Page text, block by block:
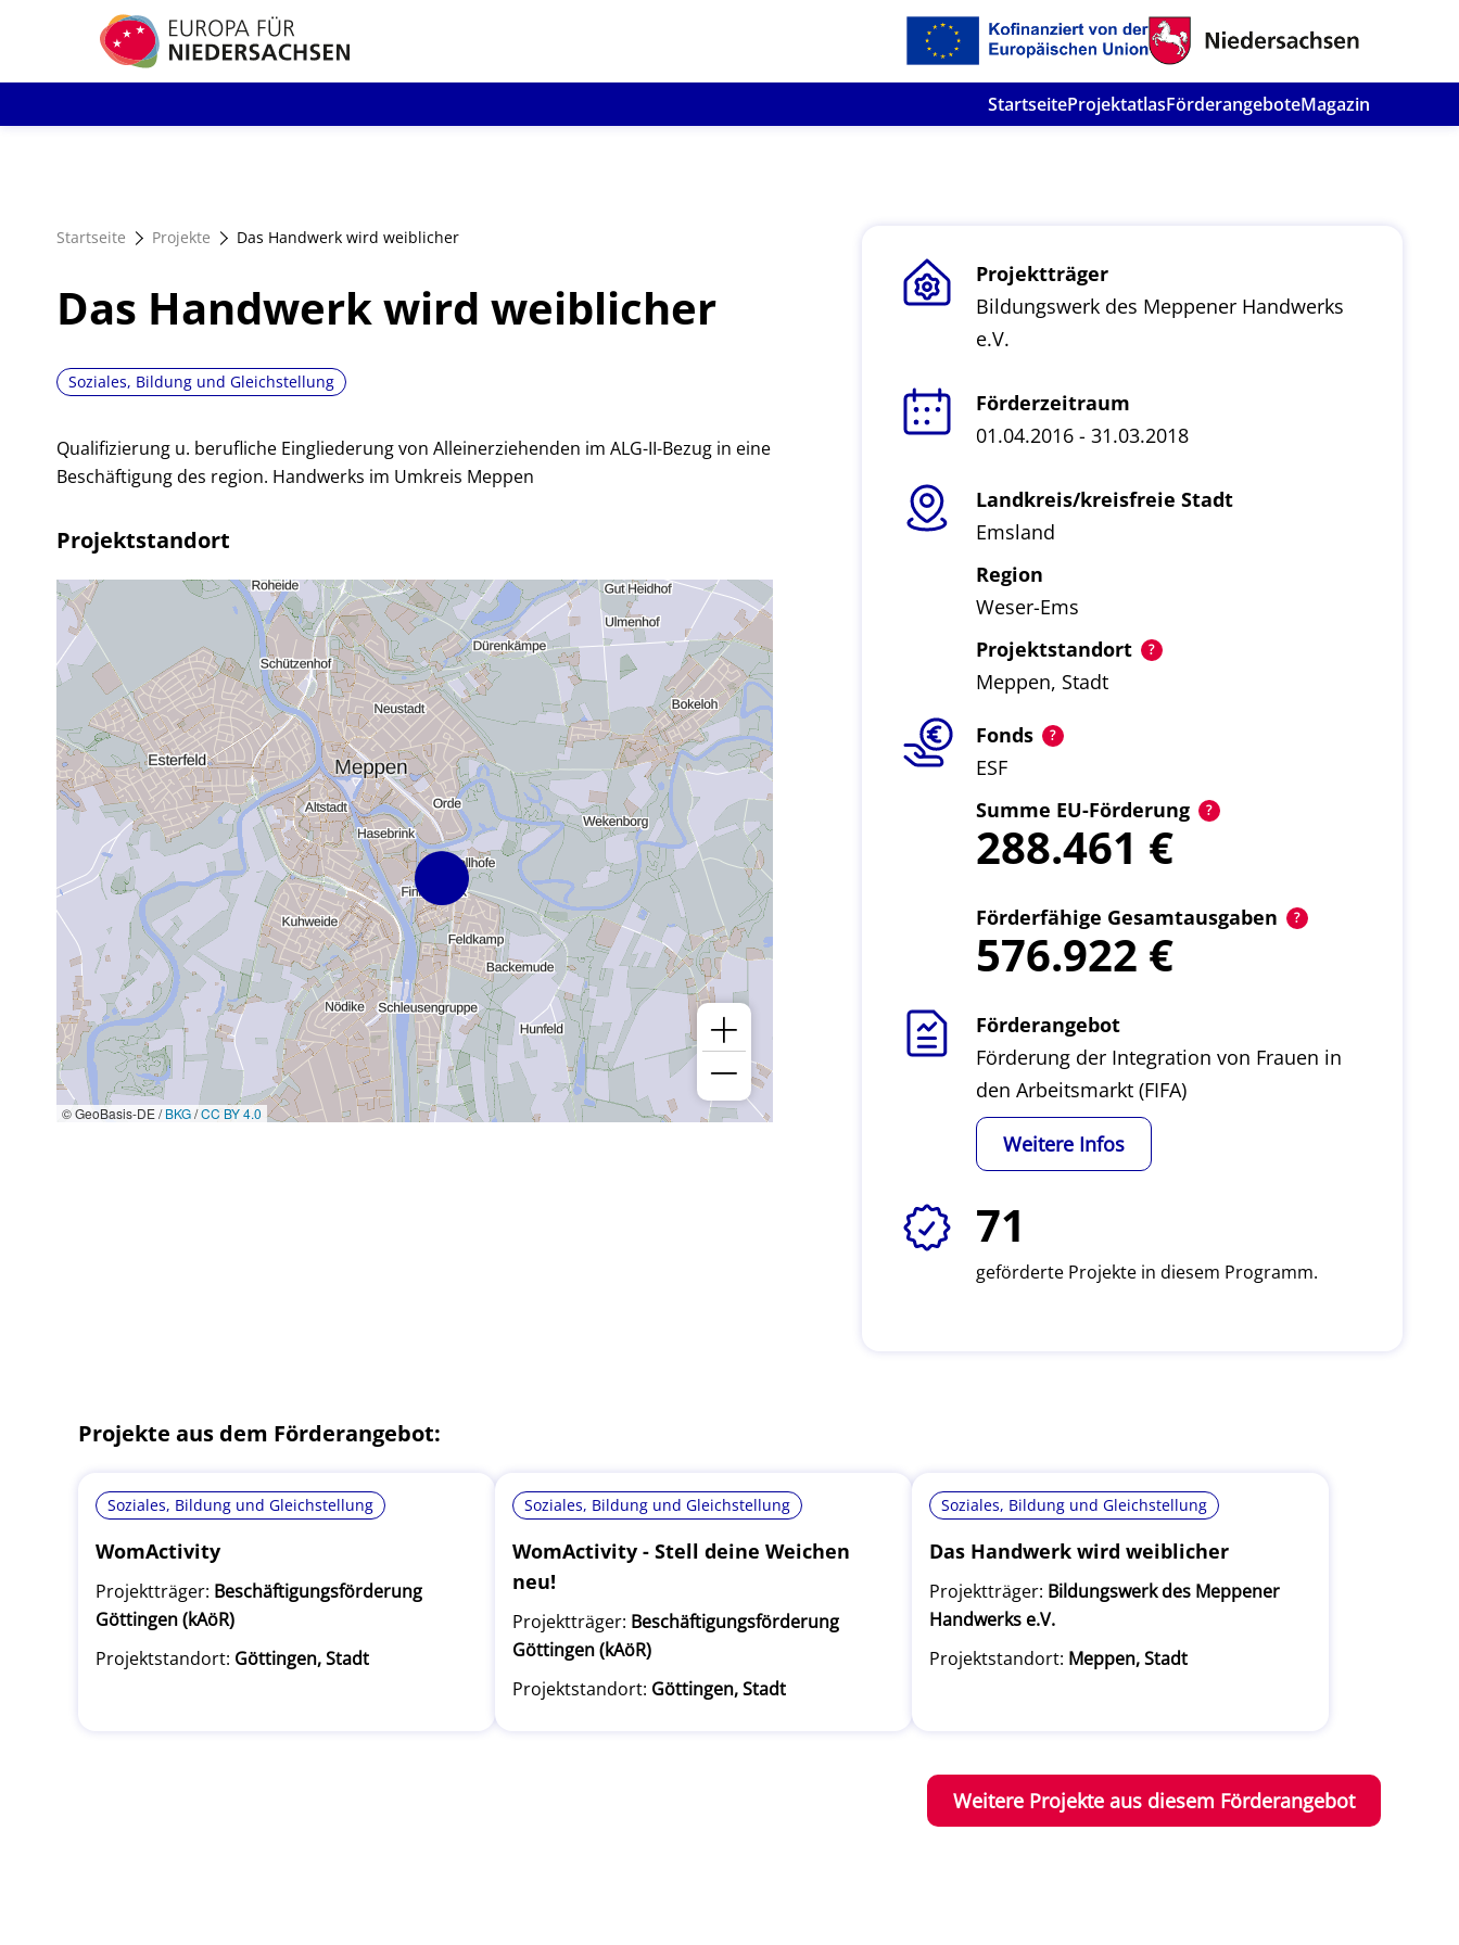
StartseiteProjektatlasFörderangeboteMagazin
Startseite Projekte Das Handwerk wird weiblicher
Das Handwerk wird weiblicher
Soziales, Bildung und Gleichstellung
Qualifizierung u. berufliche Eingliederung von Alleinerziehenden im ALG-II-Bezug in eine
Beschäftigung des region. Handwerks im Umkreis Meppen
Projektstandort
© GeoBasis-DE /BKG/CC BY 4.0
Projektträger
Bildungswerk des Meppener Handwerks
e.V.
Förderzeitraum
01.04.2016 - 31.03.2018
Landkreis/kreisfreie Stadt
Emsland
Region
Weser-Ems
Projektstandort
Meppen, Stadt
Fonds
ESF
Summe EU-Förderung
288.461
Förderfähige Gesamtausgaben
576.922
Förderangebot
Förderung der Integration von Frauen in
den Arbeitsmarkt (FIFA)
Weitere Infos
71
geförderte Projekte in diesem Programm.
Projekte aus dem Förderangebot:
Soziales, Bildung und Gleichstellung
WomActivity
Projektträger: Beschäftigungsförderung
Göttingen (kAöR)
Projektstandort: Göttingen, Stadt
Soziales, Bildung und Gleichstellung
WomActivity - Stell deine Weichen
neu!
Projektträger: Beschäftigungsförderung
Göttingen (kAöR)
Projektstandort: Göttingen, Stadt
Soziales, Bildung und Gleichstellung
Das Handwerk wird weiblicher
Projektträger: Bildungswerk des Meppener
Handwerks e.V.
Projektstandort: Meppen, Stadt
Weitere Projekte aus diesem Förderangebot